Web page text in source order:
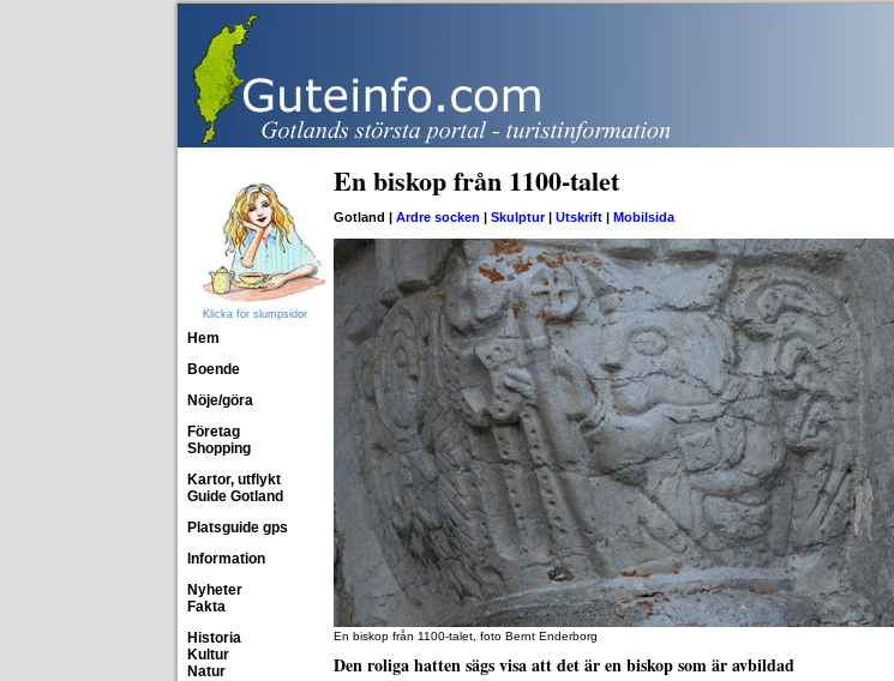
Klicka för slumpsidor
Hem
Boende
Nöje/göra
Företag
Shopping
Kartor, utflykt
Guide Gotland
Platsguide gps
Information
Nyheter
Fakta
Historia
Kultur
Natur
En biskop från 1100-talet
Gotland | Ardre socken | Skulptur| Utskrift | Mobilsida
En biskop från 1100-talet, foto Bernt Enderborg
Den roliga hatten sägs visa att det är en biskop som är avbildad